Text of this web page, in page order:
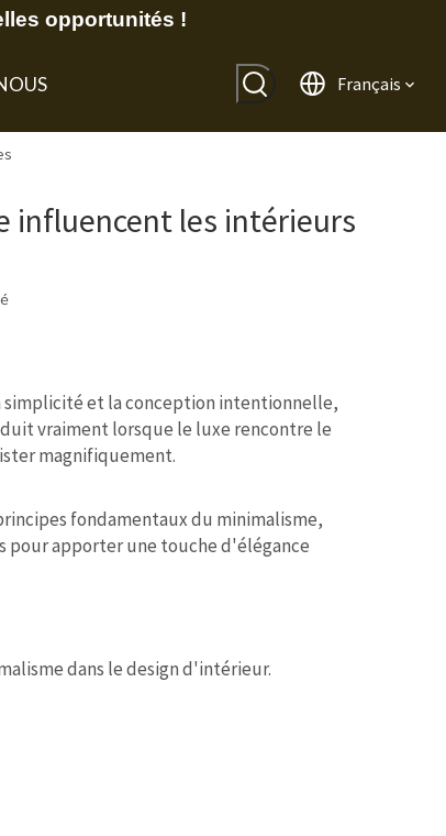
opportunités !
Français
influencent les intérieurs
simplicité et la conception intentionnelle,
vraiment lorsque le luxe rencontre le
magnifiquement.
fondamentaux du minimalisme,
pour apporter une touche d'élégance
dans le design d'intérieur.